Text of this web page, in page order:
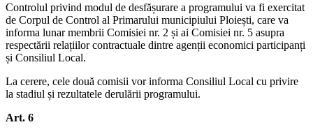
Controlul privind modul de desfășurare a programului va fi exercitat
de Corpul de Control al Primarului municipiului Ploiești, care va
informa lunar membrii Comisiei nr. 2 și ai Comisiei nr. 5 asupra
respectării relațiilor contractuale dintre agenții economici participanți
și Consiliul Local.
La cerere, cele două comisii vor informa Consiliul Local cu privire
la stadiul și rezultatele derulării programului.
Art. 6